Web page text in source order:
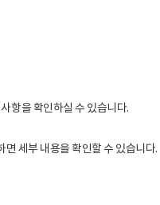
항을 확인하실 수 있습니다.
세부 내용을 확인할 수 있습니다.